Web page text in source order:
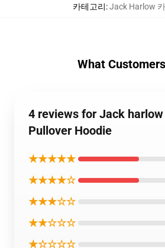
카테고리:Jack Harlow
What
4 reviews for Jack
Pullover Hoodie
★★★★★
★★★★☆
★★★☆☆
★★☆☆☆
★☆☆☆☆